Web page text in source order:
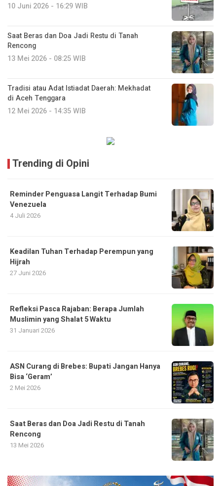
10 Juni 2026 - 16:29 WIB
Saat Beras dan Doa Jadi Restu di Tanah
Rencong
13 Mei 2026 - 08:25 WIB
Tradisi atau Adat Istiadat Daerah: Mekhadat
di Aceh Tenggara
12 Mei 2026 - 14:35 WIB
Trending di Opini
Reminder Penguasa Langit Terhadap Bumi
Venezuela
4 Juli 2026
Keadilan Tuhan Terhadap Perempun yang
Hijrah
27 Juni 2026
Refleksi Pasca Rajaban: Berapa Jumlah
Muslimin yang Shalat 5 Waktu
31 Januari 2026
ASN Curang di Brebes: Bupati Jangan Hanya
Bisa ‘Geram’
2 Mei 2026
Saat Beras dan Doa Jadi Restu di Tanah
Rencong
13 Mei 2026